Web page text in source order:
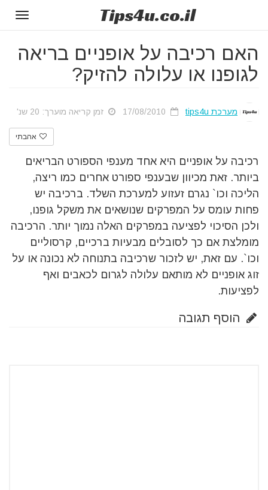
Tips4u.co.il
האם רכיבה על אופניים בריאה
לגופנו או עלולה להזיק?
מערכת tips4u זמן קריאה מוערך: 20 שנ'
אהבתי
רכיבה על אופניים היא אחד מענפי הספורט הבריאים
ביותר. זאת מכיוון שבענפי ספורט אחרים כמו ריצה,
הליכה וכו` נגרם זעזוע למערכת השלד. ברכיבה יש
פחות עומס על המפרקים שנושאים את משקל גופנו,
ולכן הסיכוי לפציעה במפרקים האלה נמוך יותר. הרכיבה
מומלצת אם כך לסובלים מבעיות ברכיים, קרסוליים
וכו‭.`‬ עם זאת, יש לזכור שרכיבה בתנוחה לא נכונה או על
זוג אופניים לא מותאם עלולה לגרום לכאבים ואף
לפציעות.
הוסף תגובה